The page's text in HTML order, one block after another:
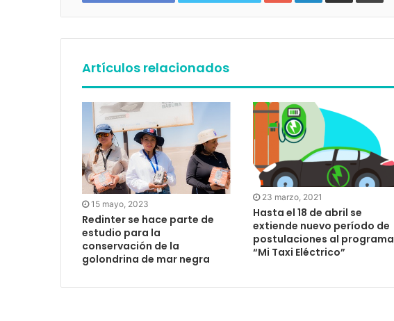
Artículos relacionados
15 mayo, 2023
Redinter se hace parte de
estudio para la
conservación de la
golondrina de mar negra
23 marzo, 2021
Hasta el 18 de abril se
extiende nuevo período de
postulaciones al programa
“Mi Taxi Eléctrico”